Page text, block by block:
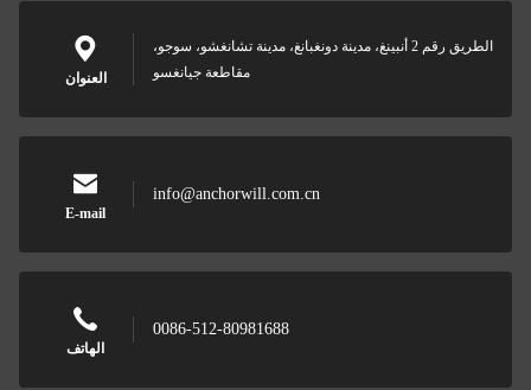
العنوان
الطريق رقم 2 أنبينغ، مدينة دونغبانغ، مدينة تشانغشو، سوجو،
مقاطعة جيانغسو
E-mail
info@anchorwill.com.cn
الهاتف
0086-512-80981688